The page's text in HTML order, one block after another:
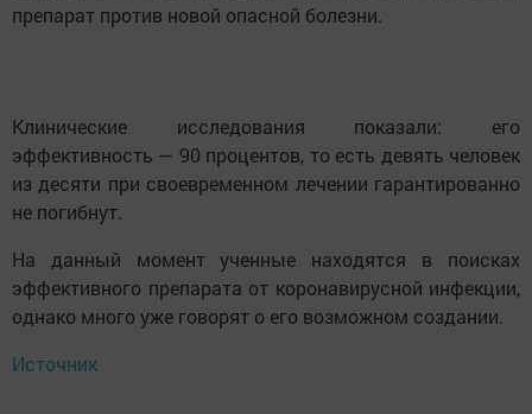
препарат против новой опасной болезни.
Клинические исследования показали: его
эффективность — 90 процентов, то есть девять человек
из десяти при своевременном лечении гарантированно
не погибнут.
На данный момент ученные находятся в поисках
эффективного препарата от коронавирусной инфекции,
однако много уже говорят о его возможном создании.
Источник